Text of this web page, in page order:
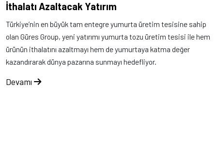
İthalatı Azaltacak Yatırım
Türkiye’nin en büyük tam entegre yumurta üretim tesisine sahip
olan Güres Group, yeni yatırımı yumurta tozu üretim tesisi ile hem
ürünün ithalatını azaltmayı hem de yumurtaya katma değer
kazandırarak dünya pazarına sunmayı hedefliyor.
Devamı